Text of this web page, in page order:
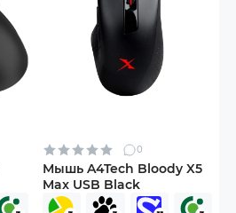
0
Мышь A4Tech Bloody X5
Max USB Black